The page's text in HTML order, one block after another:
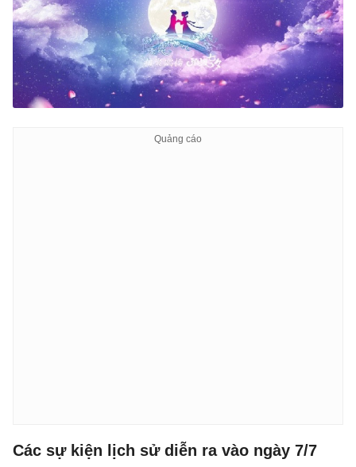
Các sự kiện lịch sử diễn ra vào ngày 7/7